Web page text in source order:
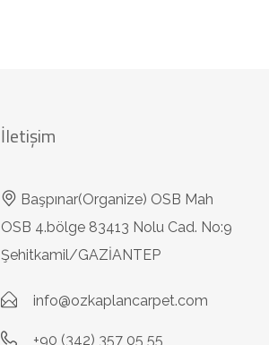
İletişim
Başpınar(Organize) OSB Mah
OSB 4.bölge 83413 Nolu Cad. No:9
Şehitkamil/GAZİANTEP
info@ozkaplancarpet.com
+90 (342) 357 05 55